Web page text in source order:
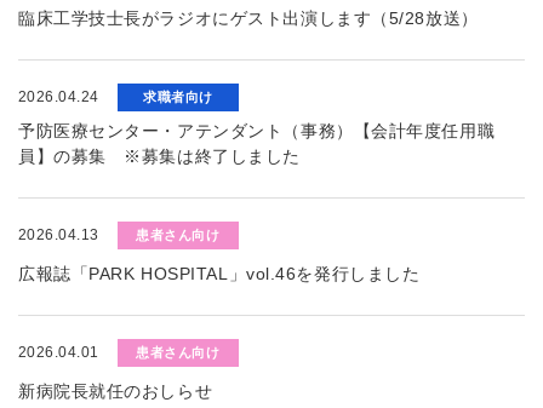
臨床工学技士長がラジオにゲスト出演します（5/28放送）
2026.04.24 求職者向け
予防医療センター・アテンダント（事務）【会計年度任用職
員】の募集 ※募集は終了しました
2026.04.13 患者さん向け
広報誌「PARK HOSPITAL」vol.46を発行しました
2026.04.01 患者さん向け
新病院長就任のおしらせ